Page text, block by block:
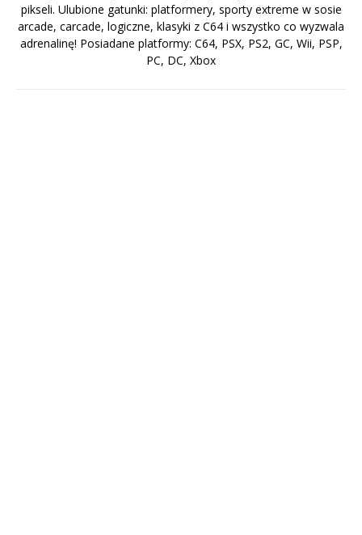
pikseli. Ulubione gatunki: platformery, sporty extreme w sosie
arcade, carcade, logiczne, klasyki z C64 i wszystko co wyzwala
adrenalinę! Posiadane platformy: C64, PSX, PS2, GC, Wii, PSP,
PC, DC, Xbox